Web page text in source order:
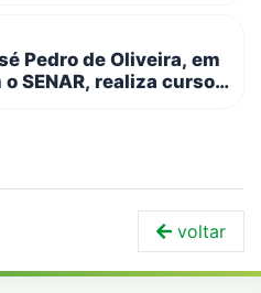
Pedro de Oliveira, em
SENAR, realiza curso
voltar